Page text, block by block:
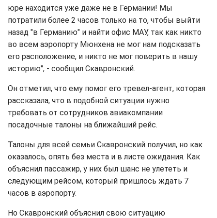
юре находится уже даже не в Германии! Мы
потратили более 2 часов только на то, чтобы выйти
назад "в Германию" и найти офис МАУ, так как никто
во всем аэропорту Мюнхена не мог нам подсказать
его расположение, и никто не мог поверить в нашу
историю", - сообщил Скавронский.
Он отметил, что ему помог его тревел-агент, которая
рассказала, что в подобной ситуации нужно
требовать от сотрудников авиакомпании
посадочные талоны на ближайший рейс.
Талоны для всей семьи Скавронский получил, но как
оказалось, опять без места и в листе ожидания. Как
объяснил пассажир, у них был шанс не улететь и
следующим рейсом, который пришлось ждать 7
часов в аэропорту.
Но Скавронский объяснил свою ситуацию